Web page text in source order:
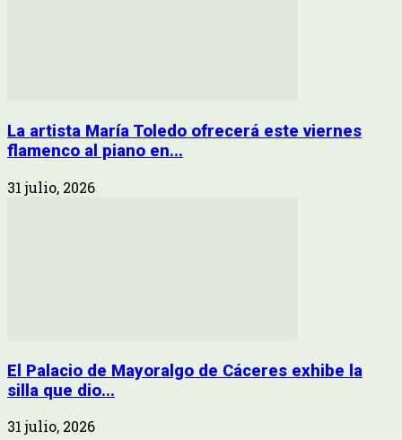
La artista María Toledo ofrecerá este viernes
flamenco al piano en...
31 julio, 2026
El Palacio de Mayoralgo de Cáceres exhibe la
silla que dio...
31 julio, 2026